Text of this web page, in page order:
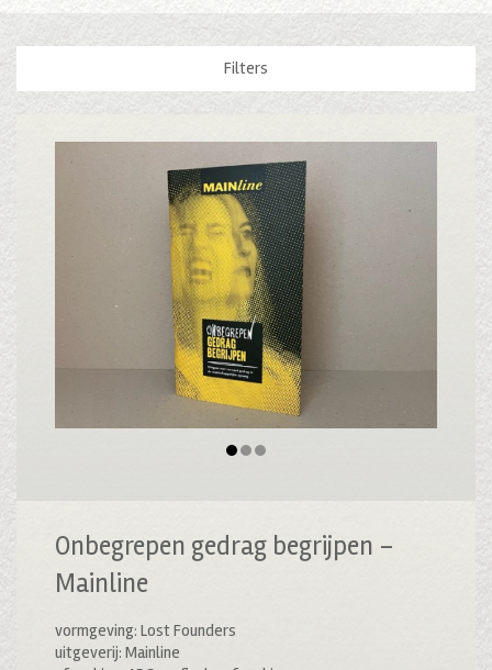
Filters
Onbegrepen gedrag begrijpen –
Mainline
vormgeving: Lost Founders
uitgeverij: Mainline